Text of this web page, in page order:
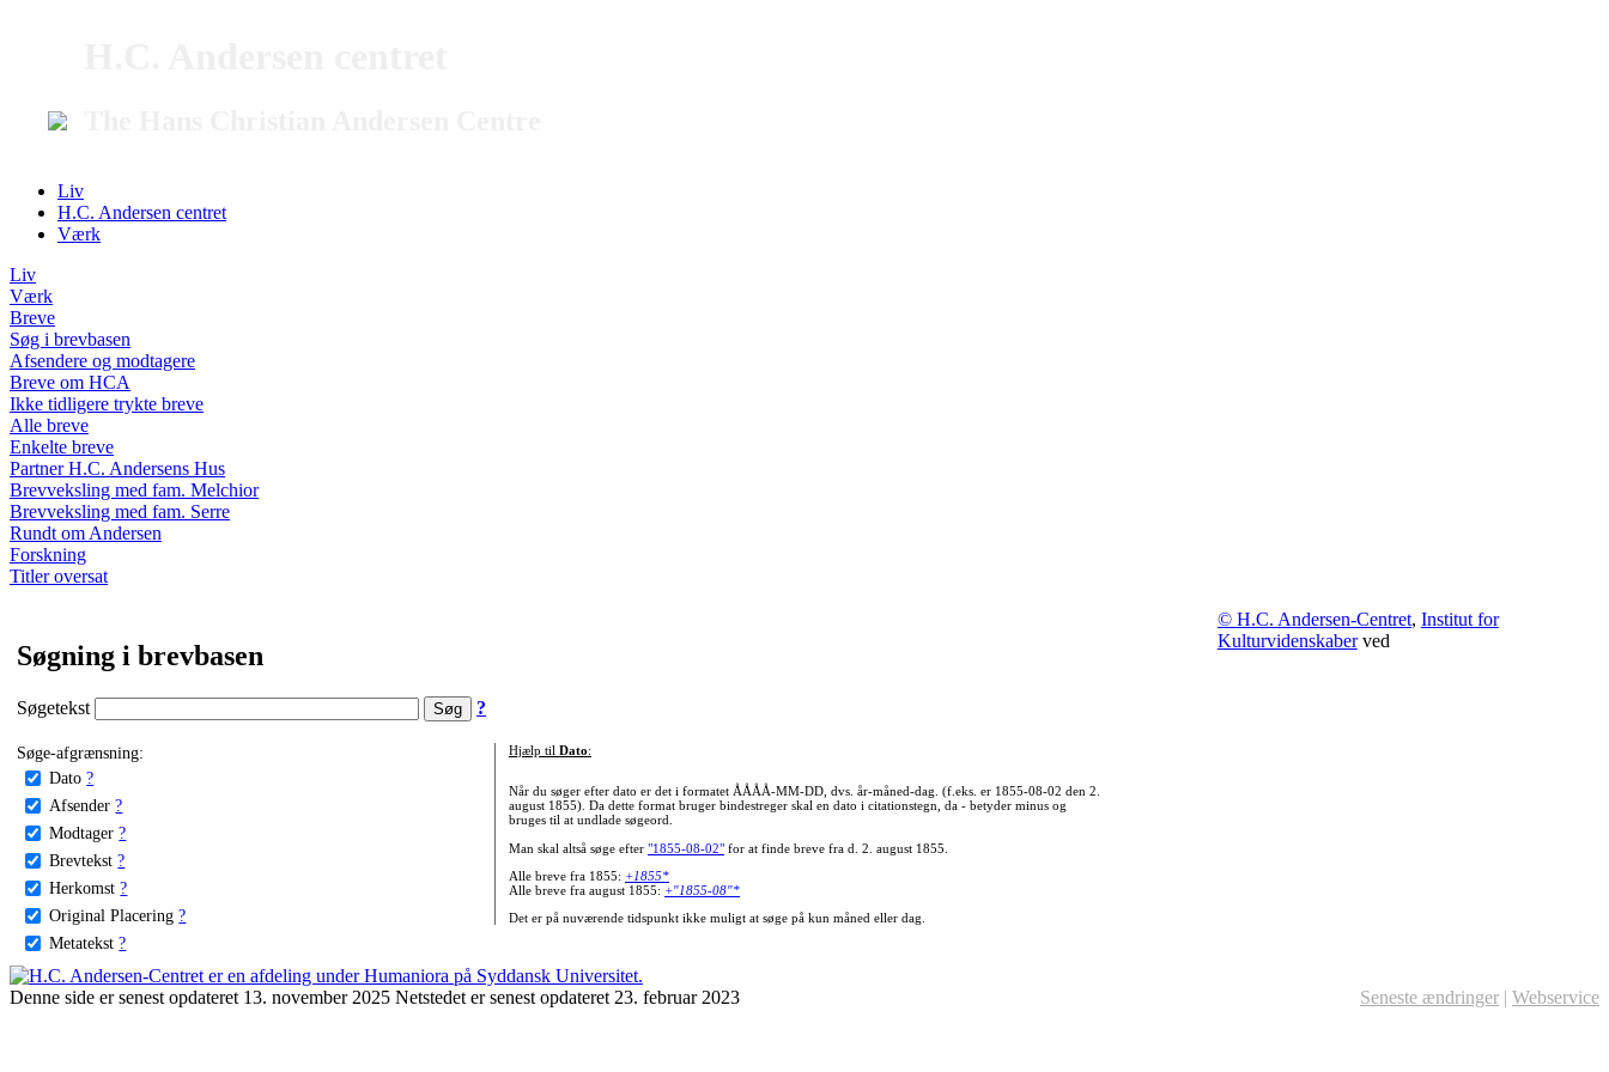
Liv
H.C. Andersen centret
Værk
Liv
Værk
Breve
Søg i brevbasen
Afsendere og modtagere
Breve om HCA
Ikke tidligere trykte breve
Alle breve
Enkelte breve
Partner H.C. Andersens Hus
Brevveksling med fam. Melchior
Brevveksling med fam. Serre
Rundt om Andersen
Forskning
Titler oversat
Søgning i brevbasen
Søgetekst ?
Søge-afgrænsning:
Dato ?
Afsender ?
Modtager ?
Brevtekst ?
Herkomst ?
Original Placering ?
Metatekst ?
Hjælp til Dato:
Når du søger efter dato er det i formatet ÅÅÅÅ-MM-DD, dvs. år-måned-dag. (f.eks. er 1855-08-02 den 2.
august 1855). Da dette format bruger bindestreger skal en dato i citationstegn, da - betyder minus og
bruges til at undlade søgeord.
Man skal altså søge efter "1855-08-02"for at finde breve fra d. 2. august 1855.
Alle breve fra 1855: +1855*
Alle breve fra august 1855: +"1855-08"*
Det er på nuværende tidspunkt ikke muligt at søge på kun måned eller dag.
© H.C. Andersen-Centret, Institut for
Kulturvidenskaberved
Denne side er senest opdateret 13. november 2025 Netstedet er senest opdateret 23. februar 2023 Seneste ændringer | Webservice